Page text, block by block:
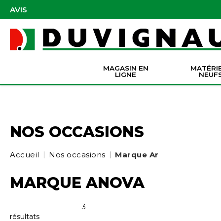
AVIS
MAGASIN EN
LIGNE
NOS OCCASIONS
Accueil Nos occasions Marque Anova
MARQUE ANOVA
3
résultats